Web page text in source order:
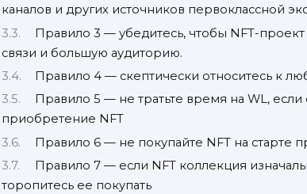
каналов и других источников первоклассной
Правило 3 — убедитесь, чтобы NFT-
связи и большую аудиторию.
Правило 4 — скептически относитесь к
Правило 5 — не тратьте время на WL,
приобретение NFT
Правило 6 — не покупайте NFT на старте
Правило 7 — если NFT коллекция
торопитесь ее покупать